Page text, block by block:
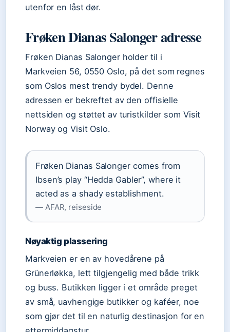
utenfor en låst dør.
Frøken Dianas Salonger adresse
Frøken Dianas Salonger holder til i
Markveien 56, 0550 Oslo, på det som regnes
som Oslos mest trendy bydel. Denne
adressen er bekreftet av den offisielle
nettsiden og støttet av turistkilder som Visit
Norway og Visit Oslo.
Frøken Dianas Salonger comes from
Ibsen’s play “Hedda Gabler”, where it
acted as a shady establishment.
— AFAR, reiseside
Nøyaktig plassering
Markveien er en av hovedårene på
Grünerløkka, lett tilgjengelig med både trikk
og buss. Butikken ligger i et område preget
av små, uavhengige butikker og kaféer, noe
som gjør det til en naturlig destinasjon for en